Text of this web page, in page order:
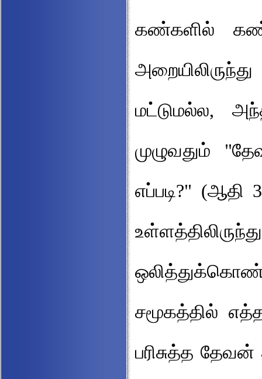
கண்களில்
மட்டுமல்ல,
முழுவதும்
எப்படி?"
சமூகத்தில்
பரிசுத்த